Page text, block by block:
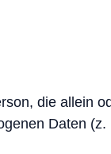
die allein
Daten